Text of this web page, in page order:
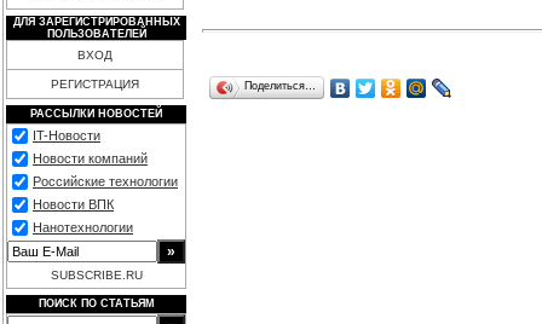
ДЛЯ ЗАРЕГИСТРИРОВАННЫХ
ПОЛЬЗОВАТЕЛЕЙ
ВХОД
РЕГИСТРАЦИЯ
РАССЫЛКИ НОВОСТЕЙ
IT-Новости
Новости компаний
Российские технологии
Новости ВПК
Нанотехнологии
SUBSCRIBE.RU
ПОИСК ПО СТАТЬЯМ
Поделиться…